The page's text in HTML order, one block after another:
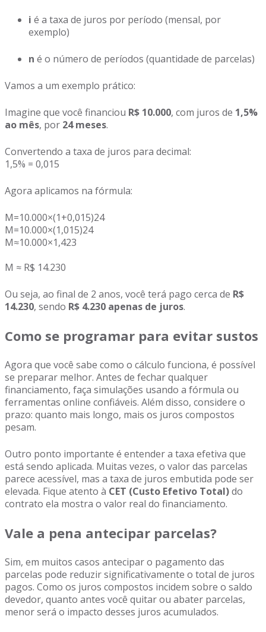
i é a taxa de juros por período (mensal, por
exemplo)
n é o número de períodos (quantidade de parcelas)
Vamos a um exemplo prático:
Imagine que você financiou R$ 10.000, com juros de 1,5%
ao mês, por 24 meses.
Convertendo a taxa de juros para decimal:
1,5% = 0,015
Agora aplicamos na fórmula:
M=10.000×(1+0,015)24
M=10.000×(1,015)24
M≈10.000×1,423
M ≈ R$ 14.230
Ou seja, ao final de 2 anos, você terá pago cerca de R$
14.230, sendo R$ 4.230 apenas de juros.
Como se programar para evitar sustos
Agora que você sabe como o cálculo funciona, é possível
se preparar melhor. Antes de fechar qualquer
financiamento, faça simulações usando a fórmula ou
ferramentas online confiáveis. Além disso, considere o
prazo: quanto mais longo, mais os juros compostos
pesam.
Outro ponto importante é entender a taxa efetiva que
está sendo aplicada. Muitas vezes, o valor das parcelas
parece acessível, mas a taxa de juros embutida pode ser
elevada. Fique atento à CET (Custo Efetivo Total)do
contrato ela mostra o valor real do financiamento.
Vale a pena antecipar parcelas?
Sim, em muitos casos antecipar o pagamento das
parcelas pode reduzir significativamente o total de juros
pagos. Como os juros compostos incidem sobre o saldo
devedor, quanto antes você quitar ou abater parcelas,
menor será o impacto desses juros acumulados.